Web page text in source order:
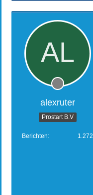
alexruter
Prostart B.V
Berichten 1.272